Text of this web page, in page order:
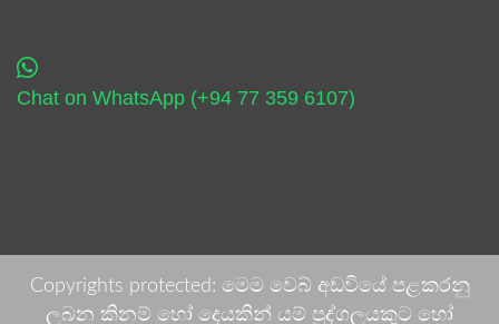
Chat on WhatsApp (+94 77 359 6107)
Copyrights protected: මෙම වෙබ් අඩවියේ පළකරනු
ලබන කිනම් හෝ දෙයකින් යම් පුද්ගලයකුට හෝ